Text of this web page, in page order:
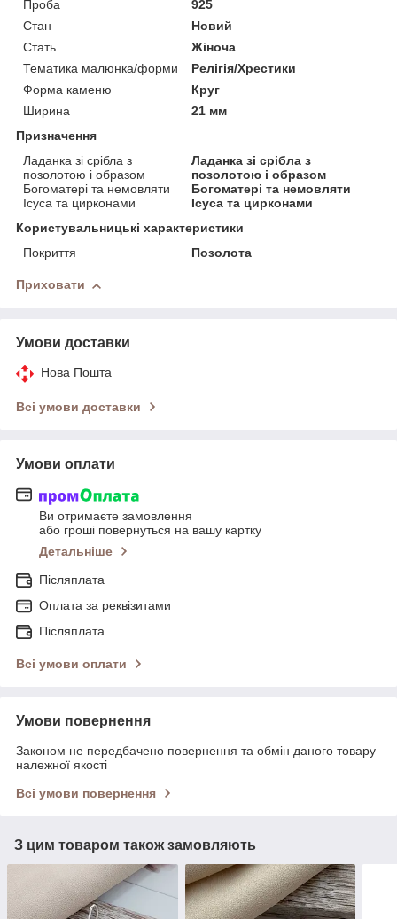
Проба
925
Стан
Новий
Стать
Жіноча
Тематика малюнка/форми
Релігія/Хрестики
Форма каменю
Круг
Ширина
21 мм
Призначення
Ладанка зі срібла з
позолотою і образом
Богоматері та немовляти
Ісуса та цирконами
Ладанка зі срібла з
позолотою і образом
Богоматері та немовляти
Ісуса та цирконами
Користувальницькі характеристики
Покриття
Позолота
Приховати
Умови доставки
Нова Пошта
Всі умови доставки
Умови оплати
Ви отримаєте замовлення
або гроші повернуться на вашу картку
Детальніше
Післяплата
Оплата за реквізитами
Післяплата
Всі умови оплати
Умови повернення
Законом не передбачено повернення та обмін даного товару
належної якості
Всі умови повернення
З цим товаром також замовляють